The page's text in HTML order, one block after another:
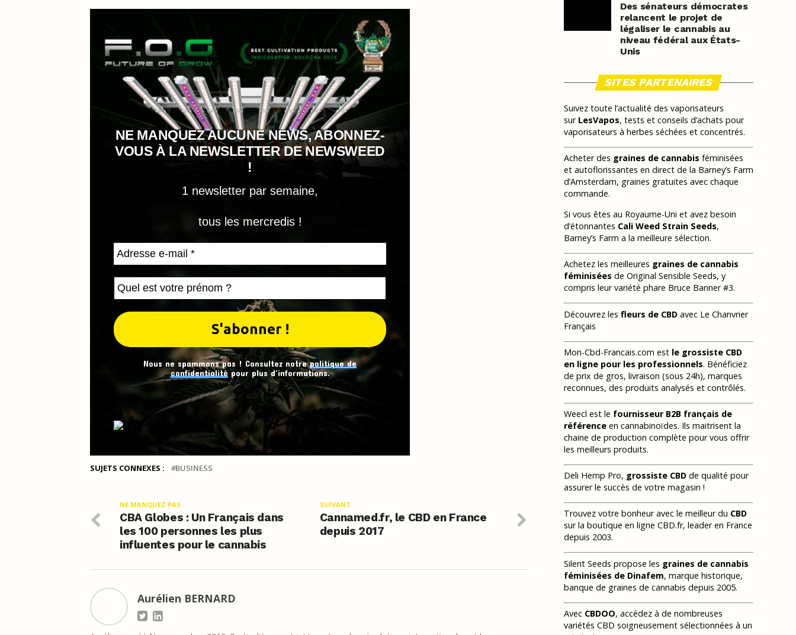
NE MANQUEZ AUCUNE NEWS, ABONNEZ-
VOUS À LA NEWSLETTER DE NEWSWEED
!
1 newsletter par semaine,
tous les mercredis !
Nous ne spammons pas ! Consultez notrepolitique de
confidentialitépour plus d’informations.
SUJETS CONNEXES : BUSINESS
SUIVANT
Cannamed.fr, le CBD en France
depuis 2017
NE MANQUEZ PAS
CBA Globes : Un Français dans
les 100 personnes les plus
influentes pour le cannabis
Aurélien BERNARD
Des sénateurs démocrates
relancent le projet de
légaliser le cannabis au
niveau fédéral aux États-
Unis
SITES PARTENAIRES
Suivez toute l’actualité des vaporisateurs
sur LesVapos, tests et conseils d’achats pour
vaporisateurs à herbes séchées et concentrés.
Acheter des graines de cannabis féminisées
et autoflorissantes en direct de la Barney’s Farm
d’Amsterdam, graines gratuites avec chaque
commande.
Si vous êtes au Royaume-Uni et avez besoin
d’étonnantes Cali Weed Strain Seeds,
Barney’s Farm a la meilleure sélection.
Achetez les meilleures graines de cannabis
féminisées de Original Sensible Seeds, y
compris leur variété phare Bruce Banner #3.
Découvrez les fleurs de CBD avec Le Chanvrier
Français
Mon-Cbd-Francais.com est le grossiste CBD
en ligne pour les professionnels. Bénéficiez
de prix de gros, livraison (sous 24h), marques
reconnues, des produits analysés et contrôlés.
Weecl est le fournisseur B2B français de
référence en cannabinoïdes. Ils maitrisent la
chaine de production complète pour vous offrir
les meilleurs produits.
Deli Hemp Pro, grossiste CBD de qualité pour
assurer le succès de votre magasin !
Trouvez votre bonheur avec le meilleur du CBD
sur la boutique en ligne CBD.fr, leader en France
depuis 2003.
Silent Seeds propose les graines de cannabis
féminisées de Dinafem, marque historique,
banque de graines de cannabis depuis 2005.
Avec CBDOO, accédez à de nombreuses
variétés CBD soigneusement sélectionnées à un